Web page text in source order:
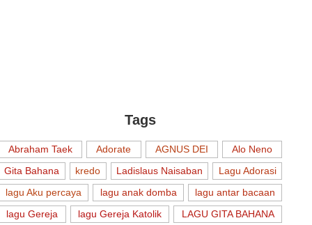
Tags
Abraham Taek Adorate AGNUS DEI
Alo Neno
Gita Bahana
kredo Ladislaus Naisaban
Lagu Adorasi
lagu Aku percaya
lagu anak domba
lagu antar bacaan
lagu Gereja
lagu Gereja Katolik
LAGU GITA BAHANA